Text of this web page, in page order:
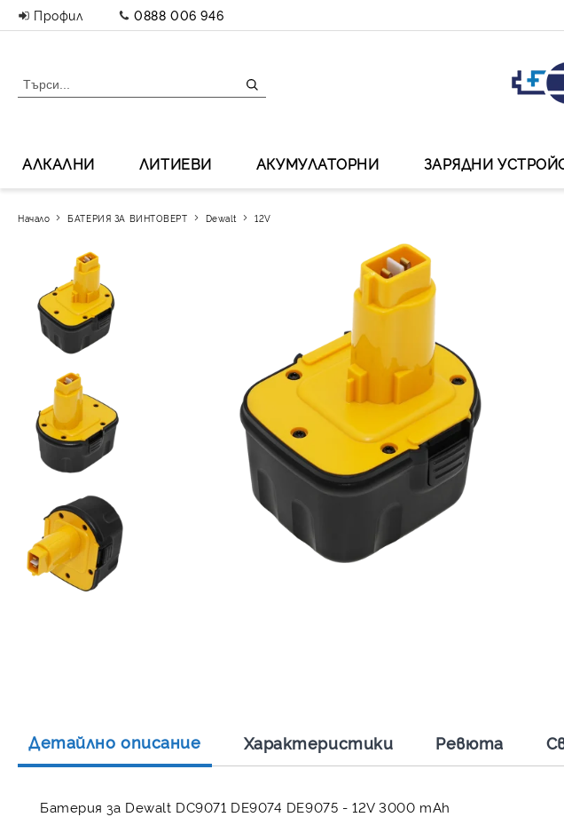
Профил 0888 006 946
АЛКАЛНИ ЛИТИЕВИ АКУМУЛАТОРНИ ЗАРЯДНИ
Начало БАТЕРИЯ ЗА ВИНТОВЕРТ Dewalt 12V
Детайлно описание Характеристики Ревюта
Батерия за Dewalt DC9071 DE9074 DE9075 - 12V 3000 mAh